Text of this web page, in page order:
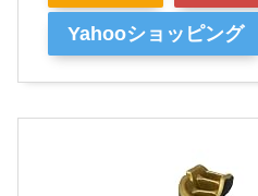
Yahooショッピング